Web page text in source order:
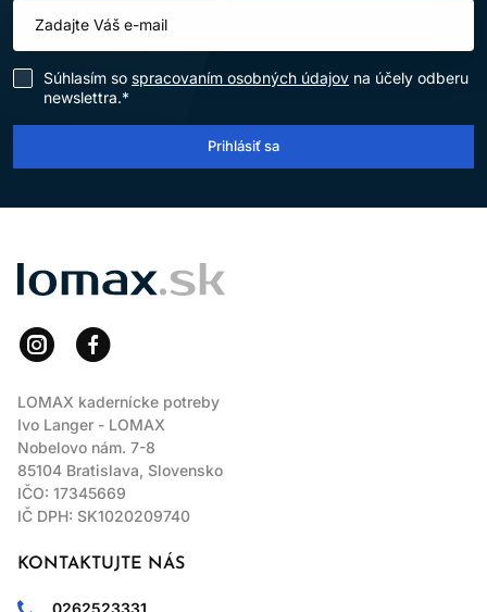
Súhlasím so spracovaním osobných údajov na účely odberu
newslettra.*
Prihlásiť sa
LOMAX
LOMAX kadernícke potreby
Ivo Langer - LOMAX
Nobelovo nám. 7-8
85104 Bratislava, Slovensko
IČO: 17345669
IČ DPH: SK1020209740
KONTAKTUJTE NÁS
0262523331